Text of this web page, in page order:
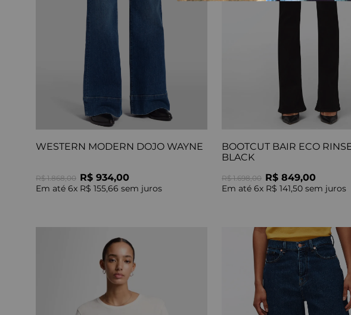
WESTERN MODERN DOJO WAYNE
R$ 1.868,00 R$ 934,00
Em até 6x R$ 155,66 sem juros
BOOTCUT BAIR ECO
BLACK
R$ 1.698,00 R$ 849,00
Em até 6x R$ 141,50 sem juros